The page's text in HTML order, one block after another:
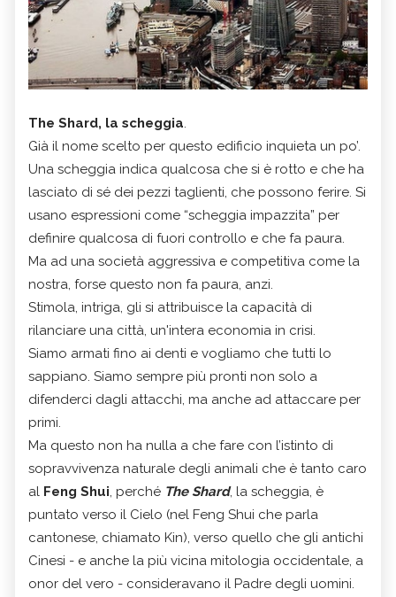
The Shard, la scheggia.
Già il nome scelto per questo edificio inquieta un po’.
Una scheggia indica qualcosa che si è rotto e che ha
lasciato di sé dei pezzi taglienti, che possono ferire. Si
usano espressioni come “scheggia impazzita” per
definire qualcosa di fuori controllo e che fa paura.
Ma ad una società aggressiva e competitiva come la
nostra, forse questo non fa paura, anzi.
Stimola, intriga, gli si attribuisce la capacità di
rilanciare una città, un'intera economia in crisi.
Siamo armati fino ai denti e vogliamo che tutti lo
sappiano. Siamo sempre più pronti non solo a
difenderci dagli attacchi, ma anche ad attaccare per
primi.
Ma questo non ha nulla a che fare con l’istinto di
sopravvivenza naturale degli animali che è tanto caro
al Feng Shui, perché The Shard, la scheggia, è
puntato verso il Cielo (nel Feng Shui che parla
cantonese, chiamato Kin), verso quello che gli antichi
Cinesi - e anche la più vicina mitologia occidentale, a
onor del vero - consideravano il Padre degli uomini.